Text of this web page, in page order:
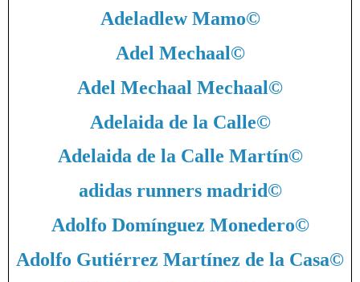
Adeladlew Mamo©
Adel Mechaal©
Adel Mechaal Mechaal©
Adelaida de la Calle©
Adelaida de la Calle Martín©
adidas runners madrid©
Adolfo Domínguez Monedero©
Adolfo Gutiérrez Martínez de la Casa©